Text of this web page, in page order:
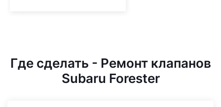
Где сделать - Ремонт клапанов
Subaru Forester